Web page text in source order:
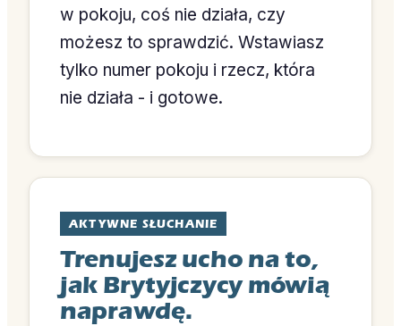
w pokoju, coś nie działa, czy
możesz to sprawdzić. Wstawiasz
tylko numer pokoju i rzecz, która
nie działa - i gotowe.
AKTYWNE SŁUCHANIE
Trenujesz ucho na to,
jak Brytyjczycy mówią
naprawdę.